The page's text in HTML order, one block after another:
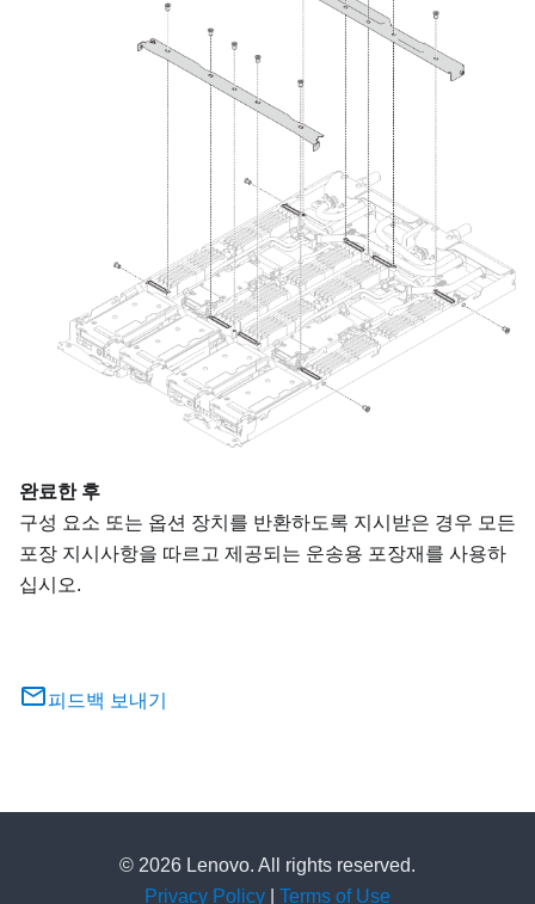
완료한 후
구성 요소 또는 옵션 장치를 반환하도록 지시받은 경우 모든
포장 지시사항을 따르고 제공되는 운송용 포장재를 사용하
십시오.
피드백 보내기
© 2026 Lenovo. All rights reserved.
Privacy Policy
Terms of Use